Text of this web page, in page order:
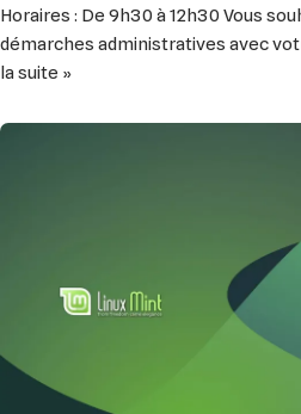
Horaires : De 9h30 à 12h30 Vous
démarches administratives avec
la suite »